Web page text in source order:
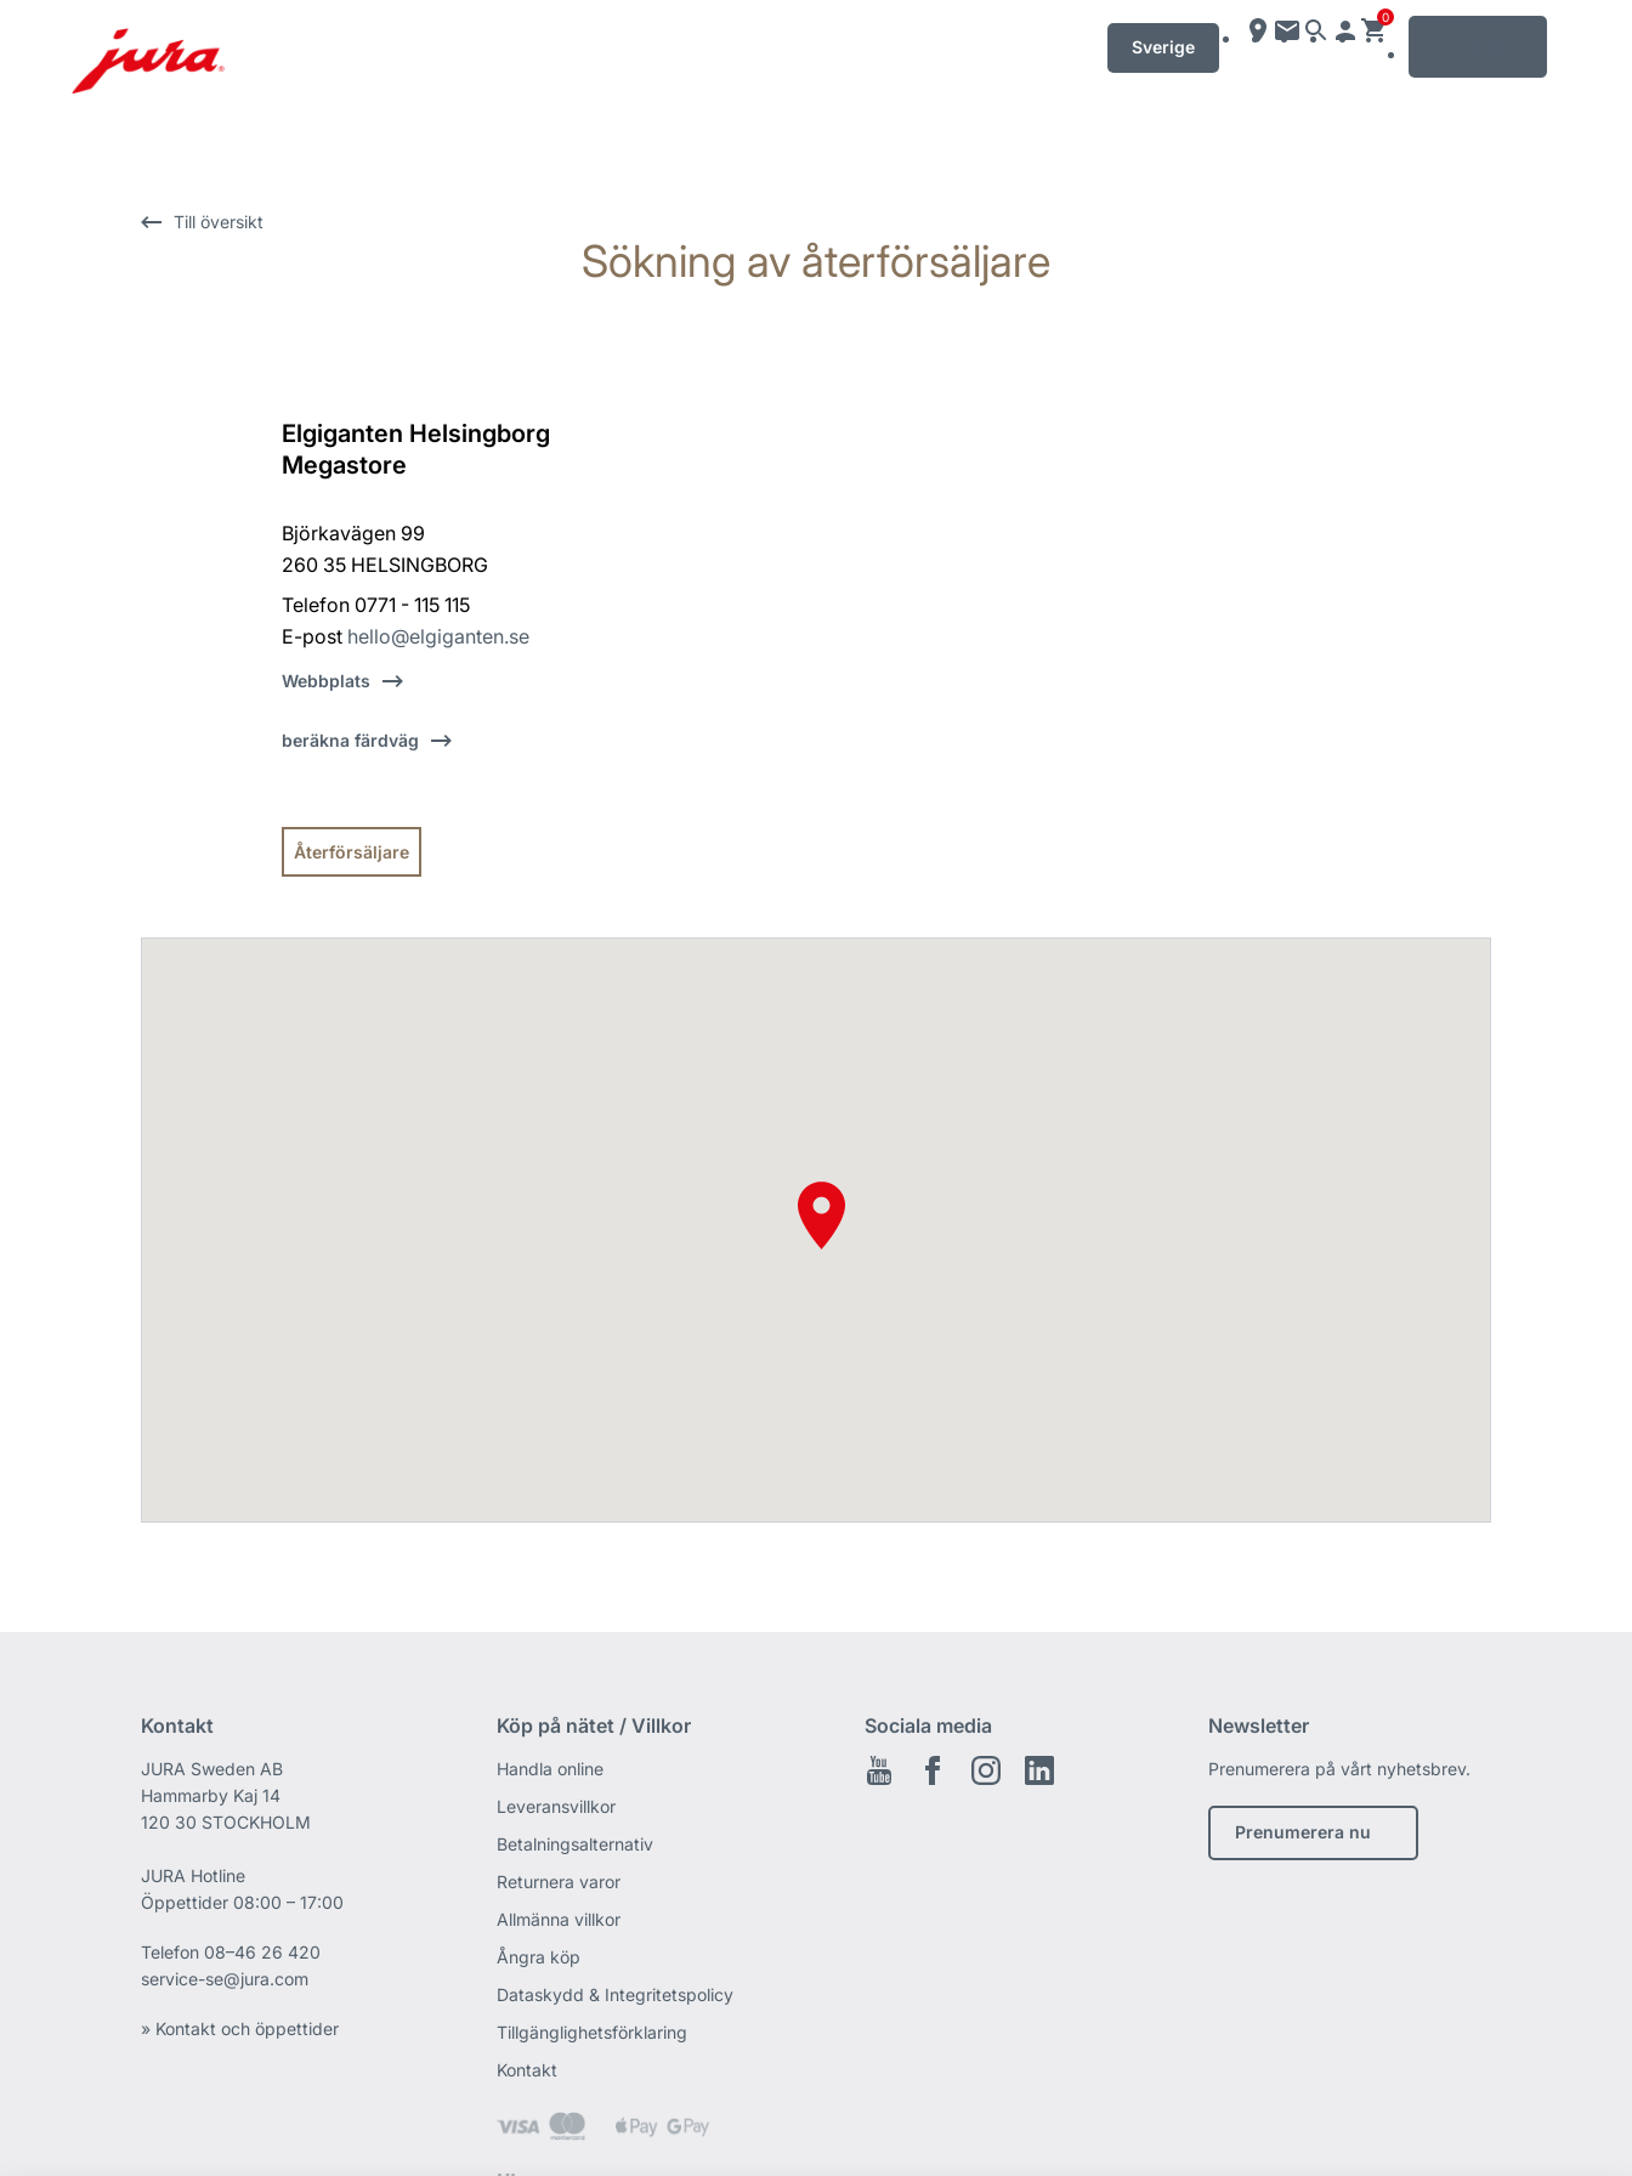
Sverige
0
Till översikt
Sökning av återförsäljare
Tillbaka
Elgiganten Helsingborg
Megastore
Björkavägen 99
260 35 HELSINGBORG
Telefon 0771 - 115 115
E-post hello@elgiganten.se
Webbplats
beräkna färdväg
Återförsäljare
Kontakt
JURA Sweden AB
Hammarby Kaj 14
120 30 STOCKHOLM
JURA Hotline
Öppettider 08:00 – 17:00
Telefon 08–46 26 420
service-se@jura.com
» Kontakt och öppettider
Köp på nätet / Villkor
Handla online
Leveransvillkor
Betalningsalternativ
Returnera varor
Allmänna villkor
Ångra köp
Dataskydd & Integritetspolicy
Tillgänglighetsförklaring
Kontakt
Sociala media
Youtube FacebookInstagram
Newsletter
Prenumerera på vårt nyhetsbrev.
Prenumerera nu